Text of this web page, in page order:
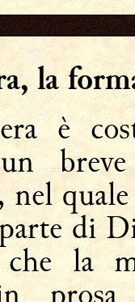
la
è
quale
di
che la